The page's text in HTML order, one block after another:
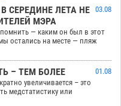
СЕРЕДИНЕ ЛЕТА НЕ
МЭРА
03.08
— каким он был в этот
остались на месте — пляж
– ТЕМ БОЛЕЕ
01.08
увеличивается – это
медстатистику или